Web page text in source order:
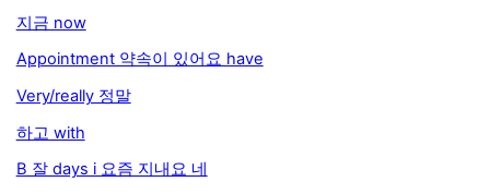
지금 now
Appointment 약속이 있어요 have
Very/really 정말
하고 with
B 잘 days i 요즘 지내요 네